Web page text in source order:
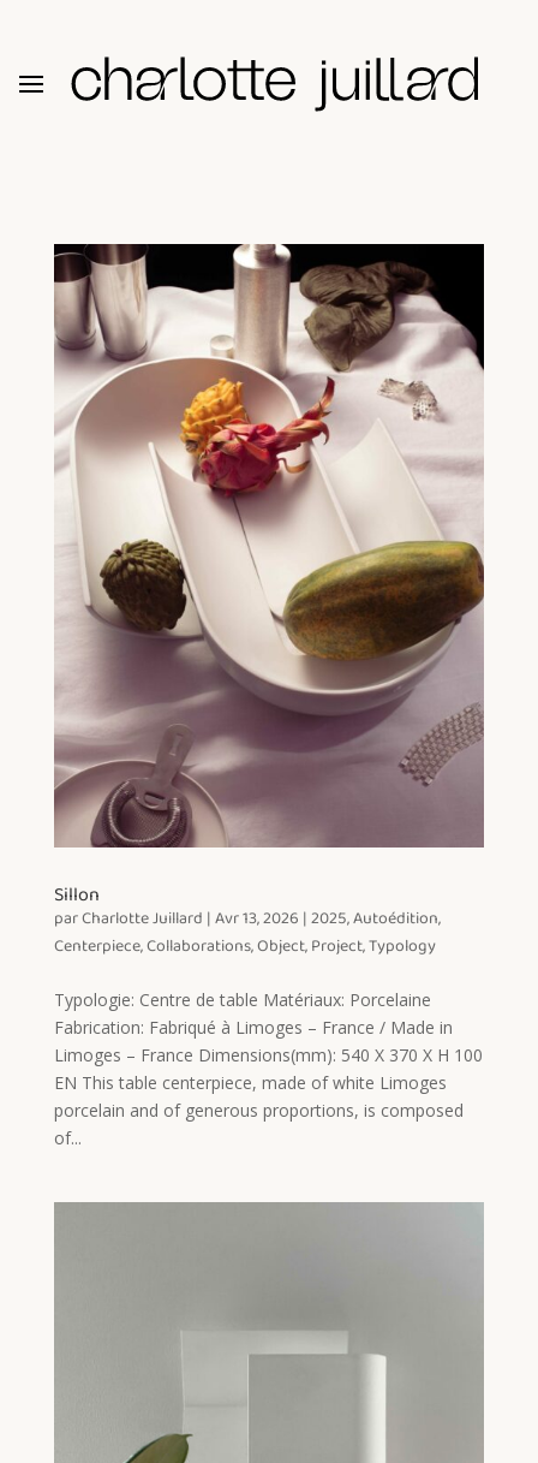
Sillon
parCharlotte Juillard |Avr 13, 2026 |2025,Autoédition,
Centerpiece,Collaborations,Object,Project,Typology
Typologie: Centre de table Matériaux: Porcelaine
Fabrication: Fabriqué à Limoges – France / Made in
Limoges – France Dimensions(mm): 540 X 370 X H 100
EN This table centerpiece, made of white Limoges
porcelain and of generous proportions, is composed
of...